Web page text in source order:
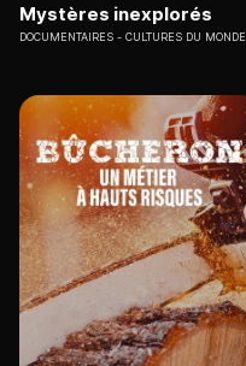
Mystères inexplorés
DOCUMENTAIRES CULTURES DU MONDE